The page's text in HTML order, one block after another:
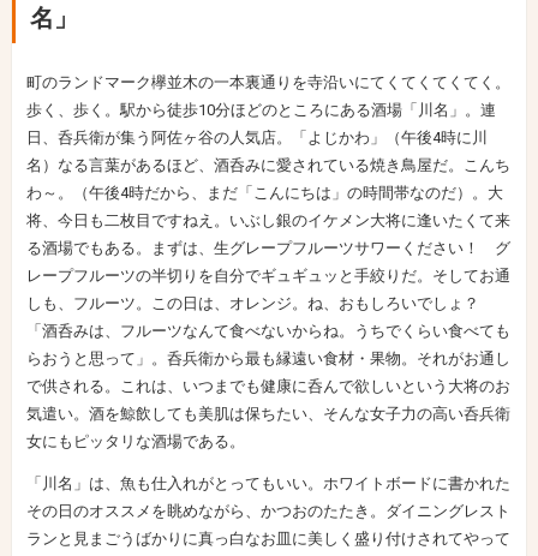
名」
町のランドマーク欅並木の一本裏通りを寺沿いにてくてくてくてく。
歩く、歩く。駅から徒歩10分ほどのところにある酒場「川名」。連
日、呑兵衛が集う阿佐ヶ谷の人気店。「よじかわ」（午後4時に川
名）なる言葉があるほど、酒呑みに愛されている焼き鳥屋だ。こんち
わ～。（午後4時だから、まだ「こんにちは」の時間帯なのだ）。大
将、今日も二枚目ですねえ。いぶし銀のイケメン大将に逢いたくて来
る酒場でもある。まずは、生グレープフルーツサワーください！ グ
レープフルーツの半切りを自分でギュギュッと手絞りだ。そしてお通
しも、フルーツ。この日は、オレンジ。ね、おもしろいでしょ？
「酒呑みは、フルーツなんて食べないからね。うちでくらい食べても
らおうと思って」。呑兵衛から最も縁遠い食材・果物。それがお通し
で供される。これは、いつまでも健康に呑んで欲しいという大将のお
気遣い。酒を鯨飲しても美肌は保ちたい、そんな女子力の高い呑兵衛
女にもピッタリな酒場である。
「川名」は、魚も仕入れがとってもいい。ホワイトボードに書かれた
その日のオススメを眺めながら、かつおのたたき。ダイニングレスト
ランと見まごうばかりに真っ白なお皿に美しく盛り付けされてやって